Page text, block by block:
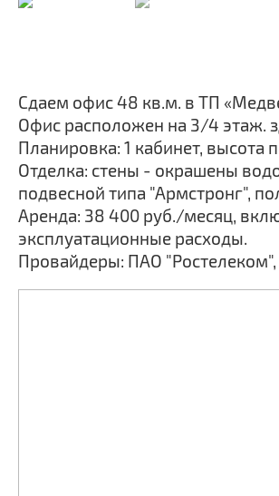
Сдаем офис 48 кв.м. в ТП
Офис расположен на 3/4 этаж.
Планировка: 1 кабинет, высота
Отделка: стены - окрашены
подвесной типа "Армстронг",
Аренда: 38 400 руб./месяц,
эксплуатационные расходы.
Провайдеры: ПАО